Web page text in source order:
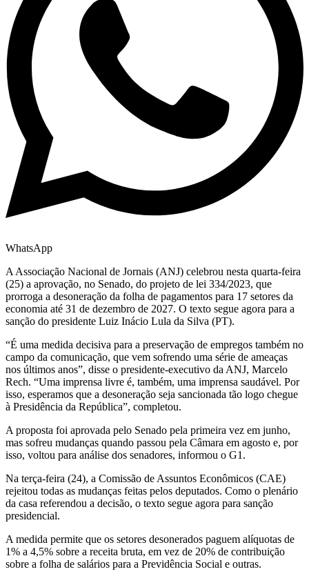
WhatsApp
A Associação Nacional de Jornais (ANJ) celebrou nesta quarta-feira
(25) a aprovação, no Senado, do projeto de lei 334/2023, que
prorroga a desoneração da folha de pagamentos para 17 setores da
economia até 31 de dezembro de 2027. O texto segue agora para a
sanção do presidente Luiz Inácio Lula da Silva (PT).
“É uma medida decisiva para a preservação de empregos também no
campo da comunicação, que vem sofrendo uma série de ameaças
nos últimos anos”, disse o presidente-executivo da ANJ, Marcelo
Rech. “Uma imprensa livre é, também, uma imprensa saudável. Por
isso, esperamos que a desoneração seja sancionada tão logo chegue
à Presidência da República”, completou.
A proposta foi aprovada pelo Senado pela primeira vez em junho,
mas sofreu mudanças quando passou pela Câmara em agosto e, por
isso, voltou para análise dos senadores, informou o G1.
Na terça-feira (24), a Comissão de Assuntos Econômicos (CAE)
rejeitou todas as mudanças feitas pelos deputados. Como o plenário
da casa referendou a decisão, o texto segue agora para sanção
presidencial.
A medida permite que os setores desonerados paguem alíquotas de
1% a 4,5% sobre a receita bruta, em vez de 20% de contribuição
sobre a folha de salários para a Previdência Social e outras.